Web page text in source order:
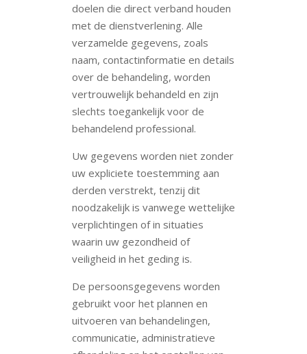
doelen die direct verband houden
met de dienstverlening. Alle
verzamelde gegevens, zoals
naam, contactinformatie en details
over de behandeling, worden
vertrouwelijk behandeld en zijn
slechts toegankelijk voor de
behandelend professional.
Uw gegevens worden niet zonder
uw expliciete toestemming aan
derden verstrekt, tenzij dit
noodzakelijk is vanwege wettelijke
verplichtingen of in situaties
waarin uw gezondheid of
veiligheid in het geding is.
De persoonsgegevens worden
gebruikt voor het plannen en
uitvoeren van behandelingen,
communicatie, administratieve